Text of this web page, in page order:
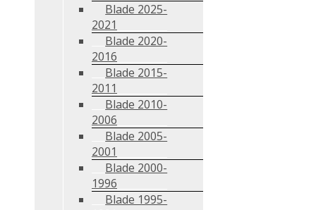
Blade 2025-
2021
Blade 2020-
2016
Blade 2015-
2011
Blade 2010-
2006
Blade 2005-
2001
Blade 2000-
1996
Blade 1995-